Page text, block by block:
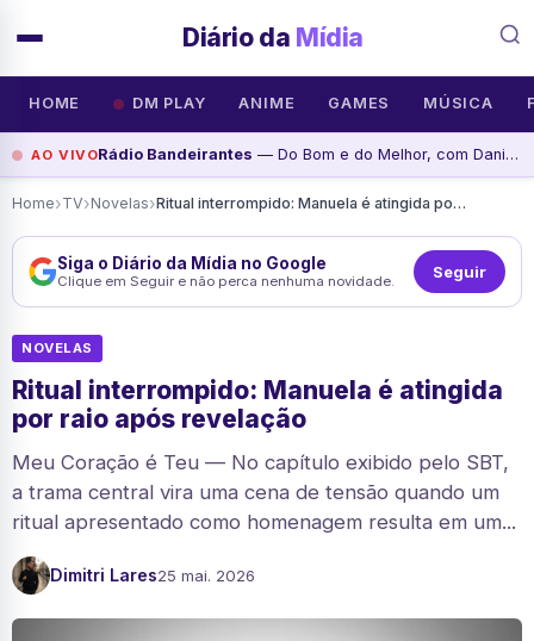
Diário da Mídia
HOME DM PLAY ANIME GAMES MÚSICA
AO VIVORádio Bandeirantes — Do Bom e do Melhor, com Danilo Gobatto - Programa de, assista agora
Home›TV›Novelas› Ritual interrompido: Manuela é atingida por raio após revelação
Siga o Diário da Mídia no Google
Clique em Seguir e não perca nenhuma novidade. Seguir
NOVELAS
Ritual interrompido: Manuela é atingida
por raio após revelação
Meu Coração é Teu — No capítulo exibido pelo SBT,
a trama central vira uma cena de tensão quando um
ritual apresentado como homenagem resulta em um...
Dimitri Lares25 mai. 2026